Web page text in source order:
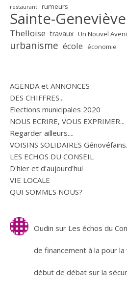
restaurant rumeurs
Sainte-
Thelloise travaux Un Nouvel
urbanisme école économie
AGENDA et ANNONCES
DES CHIFFRES...
Elections municipales 2020
NOUS ECRIRE, VOUS EXPRIMER...
Regarder ailleurs....
VOISINS SOLIDAIRES
LES ECHOS DU CONSEIL
D'hier et d'aujourd'hui
VIE LOCALE
QUI SOMMES NOUS?
Oudin sur Les échos du
de financement à la pour
début de débat sur la